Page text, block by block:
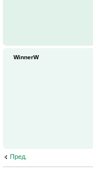
WinnerW
Пред.